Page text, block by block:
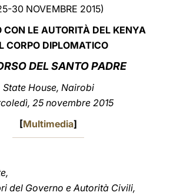
30 NOVEMBRE 2015)
CON LE AUTORITÀ DEL KENYA
CORPO DIPLOMATICO
DEL SANTO PADRE
State House, Nairobi
25 novembre 2015
[Multimedia]
del Governo e Autorità Civili,